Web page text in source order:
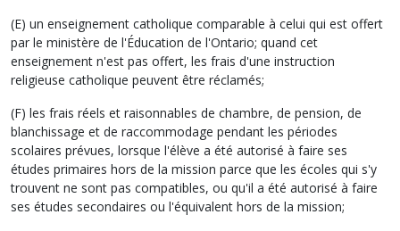
(E) un enseignement catholique comparable à celui qui est offert
par le ministère de l'Éducation de l'Ontario; quand cet
enseignement n'est pas offert, les frais d'une instruction
religieuse catholique peuvent être réclamés;
(F) les frais réels et raisonnables de chambre, de pension, de
blanchissage et de raccommodage pendant les périodes
scolaires prévues, lorsque l'élève a été autorisé à faire ses
études primaires hors de la mission parce que les écoles qui s'y
trouvent ne sont pas compatibles, ou qu'il a été autorisé à faire
ses études secondaires ou l'équivalent hors de la mission;